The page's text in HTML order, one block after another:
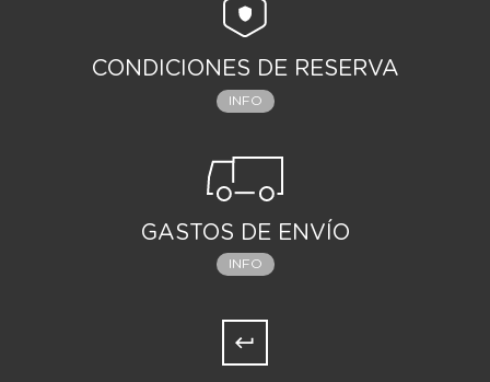
CONDICIONES DE RESERVA
INFO
GASTOS DE ENVÍO
INFO